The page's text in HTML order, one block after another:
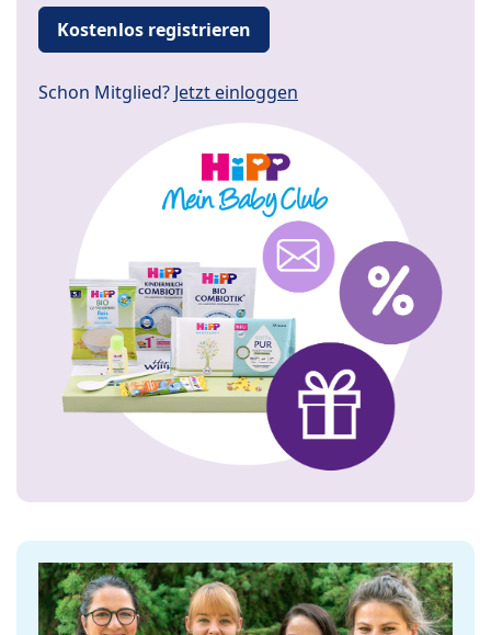
Kostenlos registrieren
Schon Mitglied? Jetzt einloggen